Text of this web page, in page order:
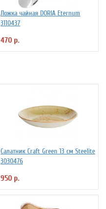
Ложка чайная DORIA Eternum
3110437
470 р.
Салатник Craft Green 13 см Steelite
3030476
950 р.